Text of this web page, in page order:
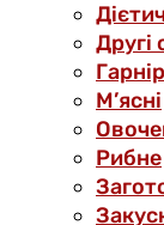
Другі
М’ясні
Рибне